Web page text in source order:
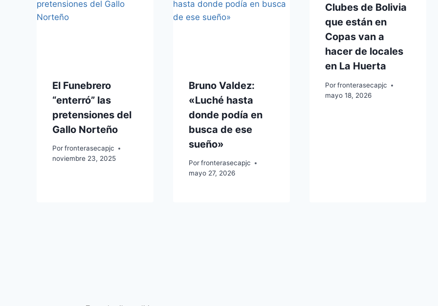
El Funebrero
“enterró” las
pretensiones del
Gallo Norteño
Porfronterasecapjc
noviembre 23, 2025
Bruno Valdez:
«Luché hasta
donde podía en
busca de ese
sueño»
Porfronterasecapjc
mayo 27, 2026
Clubes de Bolivia
que están en
Copas van a
hacer de locales
en La Huerta
Por fronterasecapjc
mayo 18, 2026